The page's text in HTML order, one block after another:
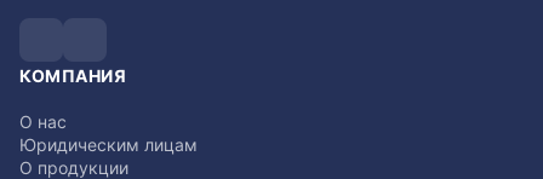
КОМПАНИЯ
О нас
Юридическим лицам
О продукции